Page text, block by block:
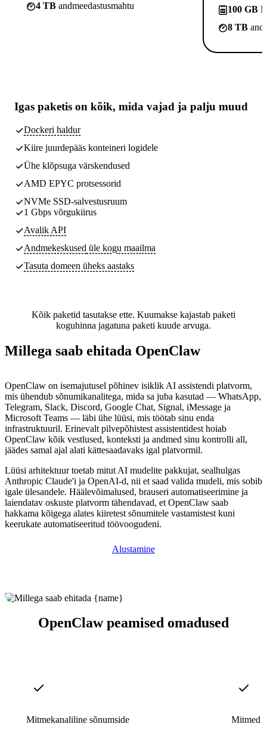
4 TB andmeedastusmahtu
100 GB
8 TB
Igas paketis on kõik, mida vajad ja palju muud
Dockeri haldur
Kiire juurdepääs konteineri logidele
Ühe klõpsuga värskendused
AMD EPYC protsessorid
NVMe SSD-salvestusruum
1 Gbps võrgukiirus
Avalik API
Andmekeskused üle kogu maailma
Tasuta domeen üheks aastaks
Kõik paketid tasutakse ette. Kuumakse kajastab paketi
koguhinna jagatuna paketi kuude arvuga.
Millega saab ehitada OpenClaw
OpenClaw on isemajutusel põhinev isiklik AI assistendi platvorm,
mis ühendub sõnumikanalitega, mida sa juba kasutad — WhatsApp,
Telegram, Slack, Discord, Google Chat, Signal, iMessage ja
Microsoft Teams — läbi ühe lüüsi, mis töötab sinu enda
infrastruktuuril. Erinevalt pilvepõhistest assistentidest hoiab
OpenClaw kõik vestlused, konteksti ja andmed sinu kontrolli all,
jäädes samal ajal alati kättesaadavaks igal platvormil.
Lüüsi arhitektuur toetab mitut AI mudelite pakkujat, sealhulgas
Anthropic Claude'i ja OpenAI-d, nii et saad valida mudeli, mis sobib
igale ülesandele. Häälevõimalused, brauseri automatiseerimine ja
laiendatav oskuste platvorm tähendavad, et OpenClaw saab
hakkama kõigega alates kiiretest sõnumitele vastamistest kuni
keerukate automatiseeritud töövoogudeni.
Alustamine
OpenClaw peamised omadused
Mitmekanaliline sõnumside Mitmed